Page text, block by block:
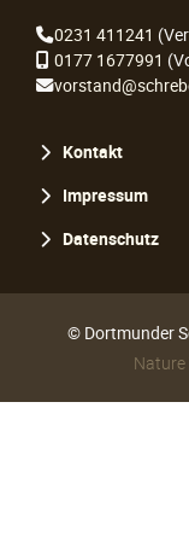
0231 411241
0177 1677991
überspringen
Kontakt
Impressum
Datenschutz
© Dortmunder
Nature